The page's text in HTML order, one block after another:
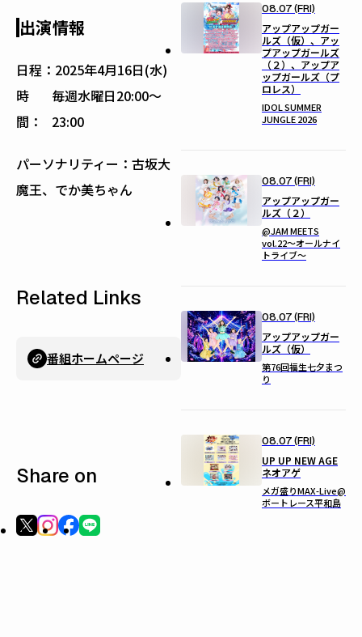
出演情報
日程： 2025年4月16日(水)
時
間：
毎週水曜日20:00〜
23:00
パーソナリティー：古坂大
魔王、でか美ちゃん
Related Links
番組ホームページ
Share on
08.07 (FRI)
アップアップガー
ルズ（仮）、アッ
プアップガールズ
（２）、アップア
ップガールズ（プ
ロレス）
IDOL SUMMER
JUNGLE 2026
08.07 (FRI)
アップアップガー
ルズ（２）
@JAM MEETS
vol.22〜オールナイ
トライブ〜
08.07 (FRI)
アップアップガー
ルズ（仮）
第76回福生七夕まつ
り
08.07 (FRI)
UP UP NEW AGE
ネオアゲ
メガ盛りMAX-Live@
ボートレース平和島